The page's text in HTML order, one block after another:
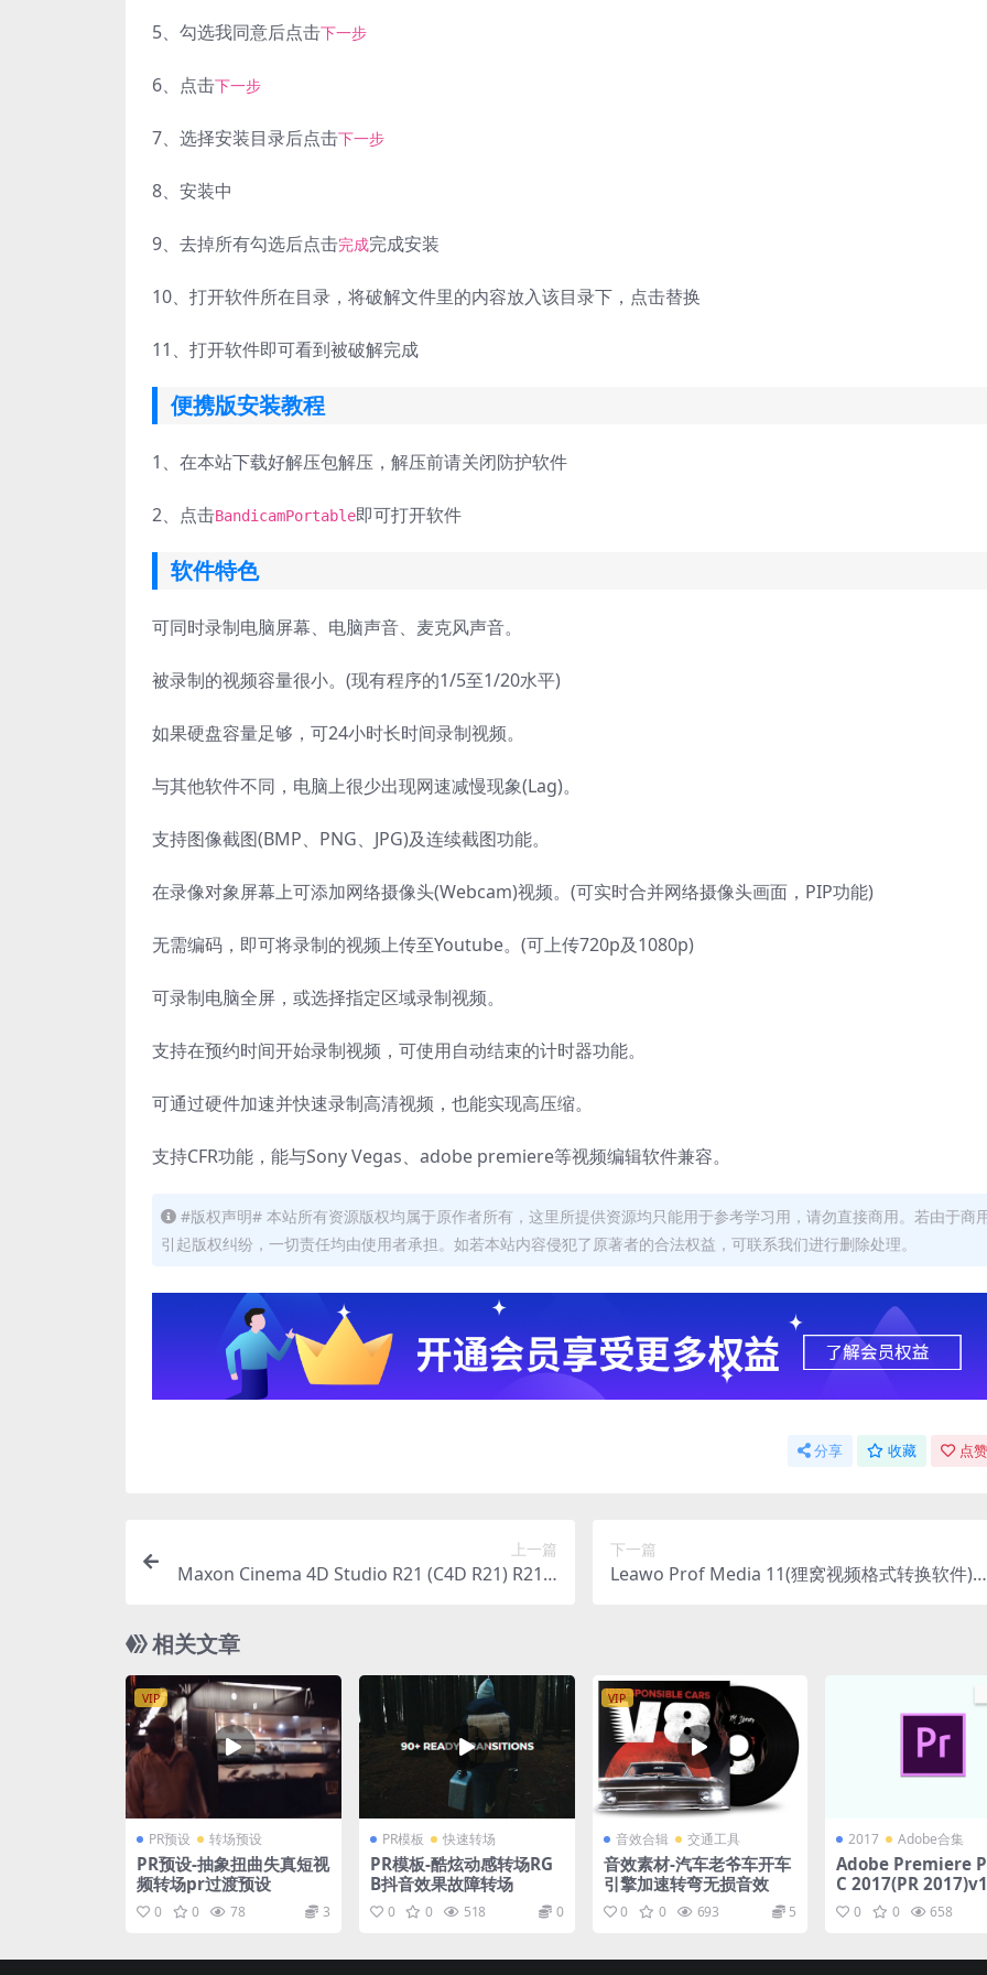
5、 勾选我同意后点击下一步
6、 点击下一步
7、 选择安装目录后点击下一步
8、 安装中
9、 去掉所有勾选后点击完成完成安装
10、 打开软件所在目录，将破解文件里的内容放入该目录下，点击替换
11、 打开软件即可看到被破解完成
便携版安装教程
1、 在本站下载好解压包解压，解压前请关闭防护软件
2、 点击BandicamPortable即可打开软件
软件特色
可同时录制电脑屏幕、电脑声音、麦克风声音。
被录制的视频容量很小。(现有程序的1/5至1/20水平)
如果硬盘容量足够，可24小时长时间录制视频。
与其他软件不同，电脑上很少出现网速减慢现象(Lag)。
支持图像截图(BMP、PNG、JPG)及连续截图功能。
在录像对象屏幕上可添加网络摄像头(Webcam)视频。(可实时合并网络摄像头画面，PIP功能)
无需编码，即可将录制的视频上传至Youtube。(可上传720p及1080p)
可录制电脑全屏，或选择指定区域录制视频。
支持在预约时间开始录制视频，可使用自动结束的计时器功能。
可通过硬件加速并快速录制高清视频，也能实现高压缩。
支持CFR功能，能与Sony Vegas、adobe premiere等视频编辑软件兼容。
#版权声明# 本站所有资源版权均属于原作者所有，这里所提供资源均只能用于参考学习用，请勿直接商用。若由于商
引起版权纠纷，一切责任均由使用者承担。如若本站内容侵犯了原著者的合法权益，可联系我们进行删除处理。
分享 收藏 点
上一篇
Maxon Cinema 4D Studio R21 (C4D R21) R21.2
下一篇
Leawo Prof Media 11(狸窝视频格式转换软件)v
相关文章
VIP
PR预设 转场预设
PR预设-抽象扭曲失真短视
频转场pr过渡预设
0 0 78 3
PR模板 快速转场
PR模板-酷炫动感转场RG
B抖音效果故障转场
0 0 518 0
VIP
音效合辑 交通工具
音效素材-汽车老爷车开车
引擎加速转弯无损音效
0 0 693 5
2017 Adobe合集
Adobe Premiere
C 2017(PR
直装版
0 0 658